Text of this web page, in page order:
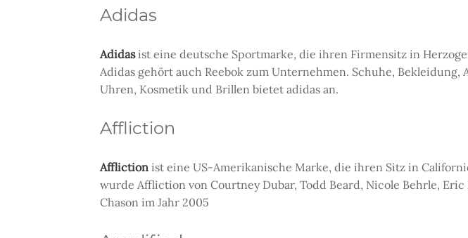
Adidas
Adidasist eine deutsche Sportmarke, die ihren Firmensitz in
Adidas gehört auch Reebok zum Unternehmen. Schuhe, Bekleidung,
Uhren, Kosmetik und Brillen bietet adidas an.
Affliction
Affliction ist eine US-Amerikanische Marke, die ihren Sitz in
wurde Affliction von Courtney Dubar, Todd Beard, Nicole Behrle, Eric
Chason im Jahr 2005